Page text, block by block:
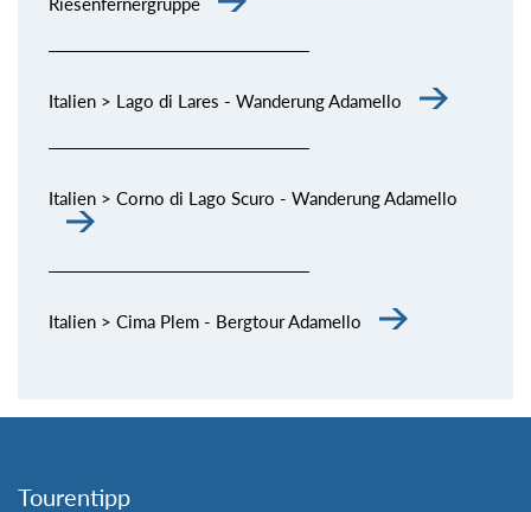
Italien > Lago di Lares - Wanderung Adamello
Italien > Corno di Lago Scuro - Wanderung Adamello
Italien > Cima Plem - Bergtour Adamello
Tourentipp